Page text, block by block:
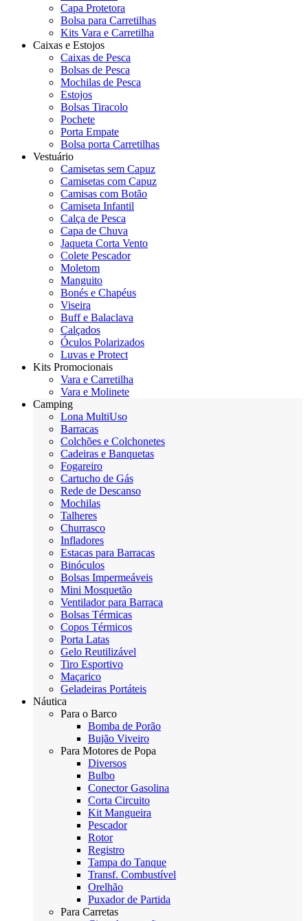
Capa Protetora
Bolsa para Carretilhas
Kits Vara e Carretilha
Caixas e Estojos
Caixas de Pesca
Bolsas de Pesca
Mochilas de Pesca
Estojos
Bolsas Tiracolo
Pochete
Porta Empate
Bolsa porta Carretilhas
Vestuário
Camisetas sem Capuz
Camisetas com Capuz
Camisas com Botão
Camiseta Infantil
Calça de Pesca
Capa de Chuva
Jaqueta Corta Vento
Colete Pescador
Moletom
Manguito
Bonés e Chapéus
Viseira
Buff e Balaclava
Calçados
Óculos Polarizados
Luvas e Protect
Kits Promocionais
Vara e Carretilha
Vara e Molinete
Camping
Lona MultiUso
Barracas
Colchões e Colchonetes
Cadeiras e Banquetas
Fogareiro
Cartucho de Gás
Rede de Descanso
Mochilas
Talheres
Churrasco
Infladores
Estacas para Barracas
Binóculos
Bolsas Impermeáveis
Mini Mosquetão
Ventilador para Barraca
Bolsas Térmicas
Copos Térmicos
Porta Latas
Gelo Reutilizável
Tiro Esportivo
Maçarico
Geladeiras Portáteis
Náutica
Para o Barco
Bomba de Porão
Bujão Viveiro
Para Motores de Popa
Diversos
Bulbo
Conector Gasolina
Corta Circuito
Kit Mangueira
Pescador
Rotor
Registro
Tampa do Tanque
Transf. Combustível
Orelhão
Puxador de Partida
Para Carretas